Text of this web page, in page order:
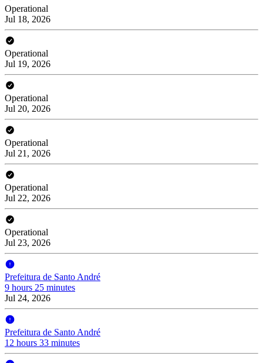
Operational
Jul 18, 2026
Operational
Jul 19, 2026
Operational
Jul 20, 2026
Operational
Jul 21, 2026
Operational
Jul 22, 2026
Operational
Jul 23, 2026
Prefeitura de Santo André
9 hours 25 minutes
Jul 24, 2026
Prefeitura de Santo André
12 hours 33 minutes